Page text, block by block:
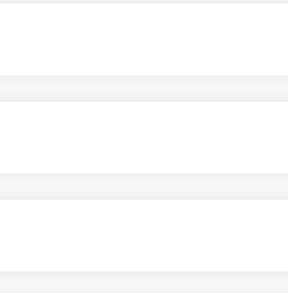
для великогабаритного товару